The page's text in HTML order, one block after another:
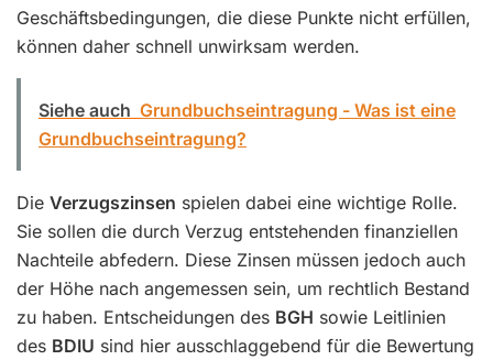
Geschäftsbedingungen, die diese Punkte nicht erfüllen,
können daher schnell unwirksam werden.
Siehe auch Grundbuchseintragung - Was ist eine
Grundbuchseintragung?
Die Verzugszinsen spielen dabei eine wichtige Rolle.
Sie sollen die durch Verzug entstehenden finanziellen
Nachteile abfedern. Diese Zinsen müssen jedoch auch
der Höhe nach angemessen sein, um rechtlich Bestand
zu haben. Entscheidungen des BGH sowie Leitlinien
des BDIU sind hier ausschlaggebend für die Bewertung